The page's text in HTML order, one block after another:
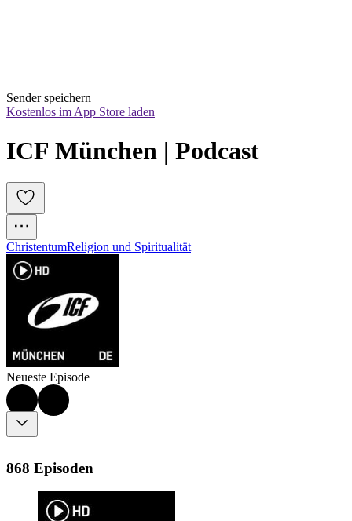
Sender speichern
Kostenlos im App Store laden
ICF München | Podcast
ChristentumReligion und Spiritualität
Neueste Episode
868 Episoden